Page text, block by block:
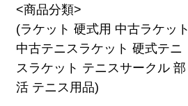
<商品分類>
(ラケット 硬式用 中古ラケット
中古テニスラケット 硬式テニ
スラケット テニスサークル 部
活 テニス用品)